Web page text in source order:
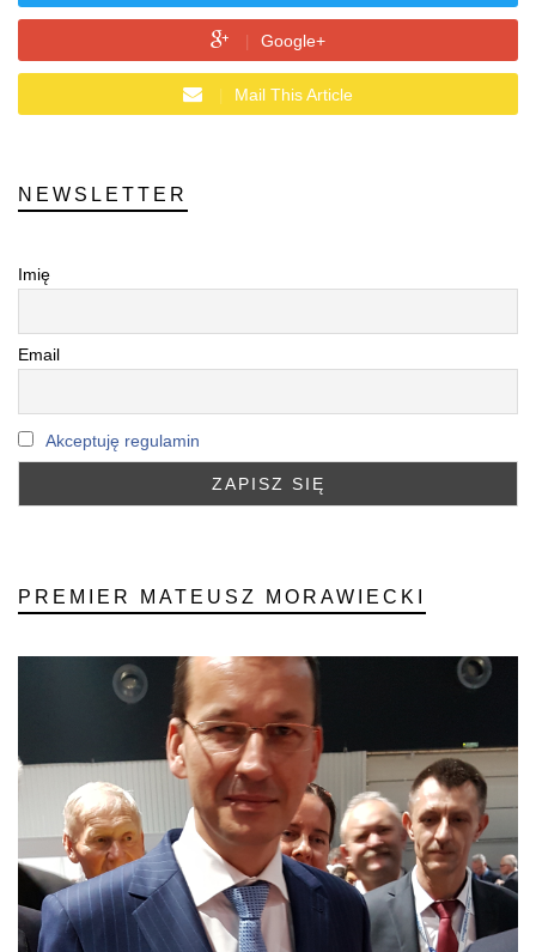
Google+
Mail This Article
NEWSLETTER
Imię
Email
Akceptuję regulamin
PREMIER MATEUSZ MORAWIECKI